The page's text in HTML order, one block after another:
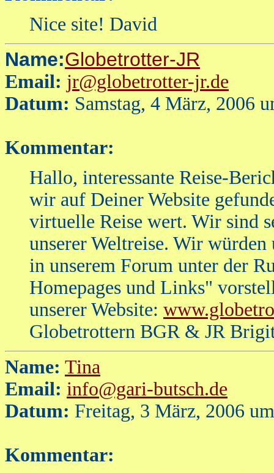
Nice site! David
Name:Globetrotter-JR
Email: jr@globetrotter-jr.de
Datum: Samstag, 4 März, 2006
Kommentar:
Hallo, interessante Reise-
wir auf Deiner Website
virtuelle Reise wert. Wir sind
unserer Weltreise. Wir
in unserem Forum unter der
Homepages und Links"
unserer Website:
Globetrottern BGR & JR
Name: Tina
Email: info@gari-butsch.de
Datum: Freitag, 3 März, 2006
Kommentar: